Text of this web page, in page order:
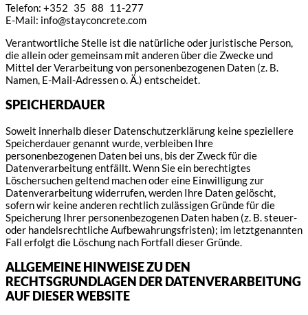
Telefon: +352 35 88 11-277
E-Mail: info@stayconcrete.com
Verantwortliche Stelle ist die natürliche oder juristische Person,
die allein oder gemeinsam mit anderen über die Zwecke und
Mittel der Verarbeitung von personenbezogenen Daten (z. B.
Namen, E-Mail-Adressen o. Ä.) entscheidet.
SPEICHERDAUER
Soweit innerhalb dieser Datenschutzerklärung keine speziellere
Speicherdauer genannt wurde, verbleiben Ihre
personenbezogenen Daten bei uns, bis der Zweck für die
Datenverarbeitung entfällt. Wenn Sie ein berechtigtes
Löschersuchen geltend machen oder eine Einwilligung zur
Datenverarbeitung widerrufen, werden Ihre Daten gelöscht,
sofern wir keine anderen rechtlich zulässigen Gründe für die
Speicherung Ihrer personenbezogenen Daten haben (z. B. steuer-
oder handelsrechtliche Aufbewahrungsfristen); im letztgenannten
Fall erfolgt die Löschung nach Fortfall dieser Gründe.
ALLGEMEINE HINWEISE ZU DEN
RECHTSGRUNDLAGEN DER DATENVERARBEITUNG
AUF DIESER WEBSITE